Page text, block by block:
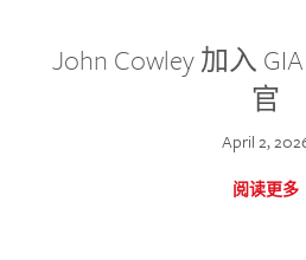
John Cowley 加入
官
April 2,
阅读更多